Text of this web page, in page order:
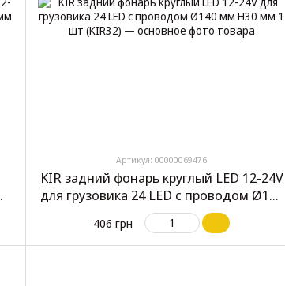
Артикул: 00000069476
KIR задний фонарь круглый LED 12-24V
для грузовика 24 LED с проводом Ø140
мм H30 мм 1 шт (KIR32)
406 грн